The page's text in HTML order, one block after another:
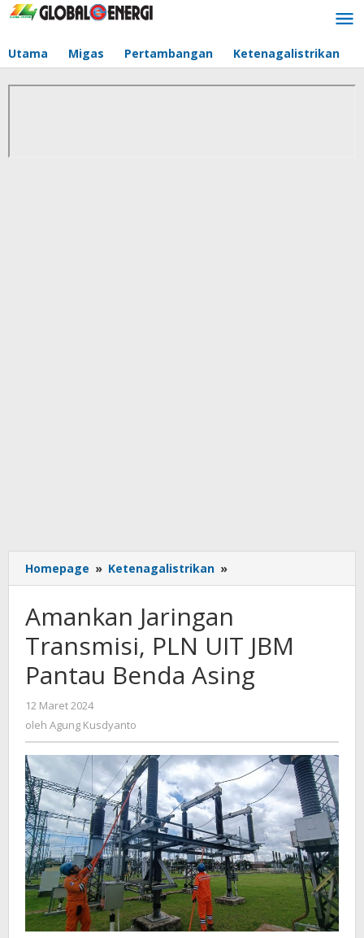
Lewati
Utama Migas Pertambangan Ketenagalistrikan
Homepage » Ketenagalistrikan »
Jaringan
PLN
UIT
JBM
Pantau
Benda
Amankan Jaringan
Transmisi, PLN UIT JBM
Pantau Benda Asing
12 Maret 2024
Agung
Kusdyanto
oleh Agung Kusdyanto